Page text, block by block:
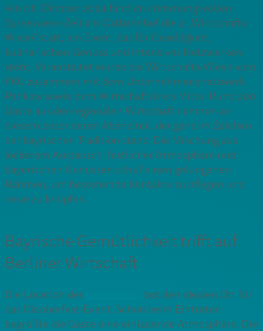
Am 08. Oktober 2024 fand im stimmungsvollen
Spreewiesn-Zelt am Ostbahnhof die 2. „Wirtschafts-
Wiesn“ statt, ein Event, das für Geselligkeit,
kulinarischen Genuss und intensives Netzwerken
steht. Veranstaltet wurde die Wirtschafts-Wiesn vom
FKU zusammen mit dem Unternehmensnetzwerk
Pankow sowie dem Wirtschaftskreis Mitte. Rund 200
Gäste aus der regionalen Wirtschaft nahmen an
diesem besonderen Abend teil, der ganz im Zeichen
der bayrischen Tradition stand. Die Mischung aus
lockerem Austausch, festlicher Atmosphäre und
bayerischen Genüssen schuf einen gelungenen
Rahmen, um bestehende Kontakte zu pflegen und
neue zu knüpfen.
Bayrische Gemütlichkeit trifft auf
Berliner Wirtschaft
Die Location der
bot den idealen Ort für
das Oktoberfest-Event. Schon beim Eintreten
begrüßte die Gäste eine einladende Atmosphäre. Die